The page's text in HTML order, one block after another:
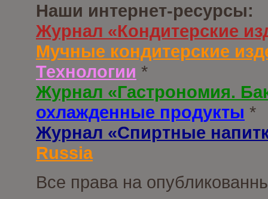
Наши интернет-ресурсы:
Журнал «Кондитерские
Мучные кондитерские
Технологии *
Журнал «Гастрономия.
охлажденные продукты *
Журнал «Спиртные
Russia
Все права на